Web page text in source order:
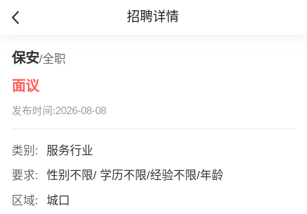
招聘详情
保安/全职
面议
发布时间:2026-08-08
类别:
服务行业
要求:
性别不限/ 学历不限/经验不限/年龄
区域:
城口